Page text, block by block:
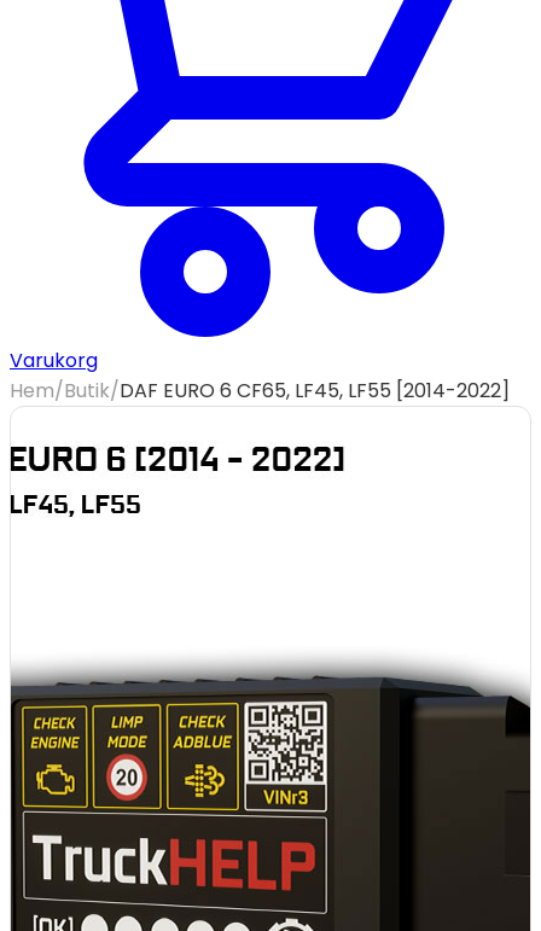
Varukorg
Hem/Butik/DAF EURO 6 CF65, LF45, LF55 [2014-2022]